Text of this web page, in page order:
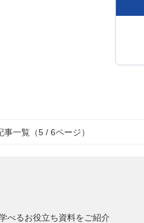
一覧（5 / 6ページ）
べるお役立ち資料をご紹介